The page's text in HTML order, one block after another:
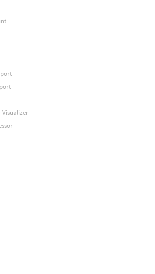
Visualizer